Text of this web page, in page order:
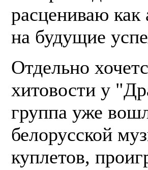
расцениваю как
на будущие
Отдельно
хитовости у
группа уже
белорусской
куплетов,